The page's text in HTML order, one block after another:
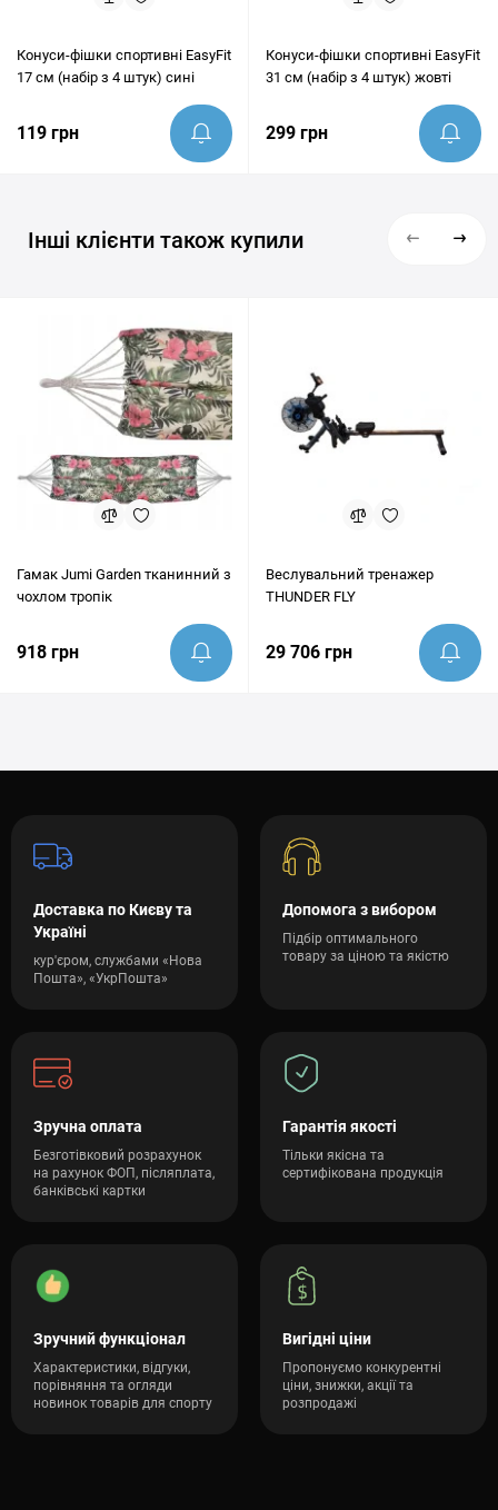
Конуси-фішки спортивні EasyFit
17 см (набір з 4 штук) сині
119 грн
Конуси-фішки спортивні EasyFit
31 см (набір з 4 штук) жовті
299 грн
Інші клієнти також купили
Гамак Jumi Garden тканинний з
чохлом тропік
918 грн
Веслувальний тренажер
THUNDER FLY
29 706 грн
Доставка по Києву та
Україні
кур'єром, службами «Нова
Пошта», «УкрПошта»
Допомога з вибором
Підбір оптимального
товару за ціною та якістю
Зручна оплата
Безготівковий розрахунок
на рахунок ФОП, післяплата,
банківські картки
Гарантія якості
Тільки якісна та
сертифікована продукція
Зручний функціонал
Характеристики, відгуки,
порівняння та огляди
новинок товарів для спорту
Вигідні ціни
Пропонуємо конкурентні
ціни, знижки, акції та
розпродажі